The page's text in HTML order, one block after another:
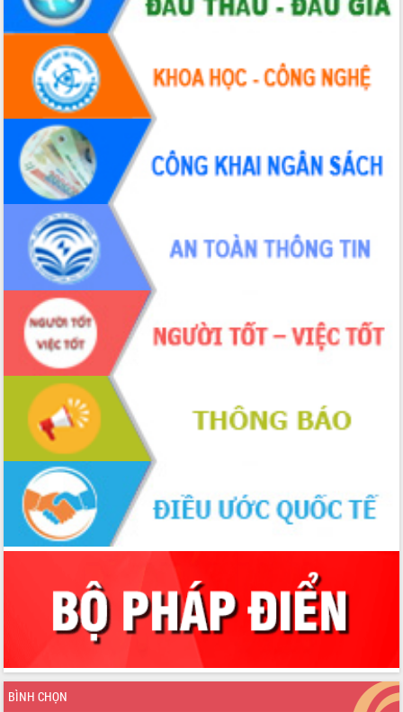
liệu và Bản đồ số
Tập huấn ứng dụng trí tuệ nhân tạo (AI)
trong thương mại điện tử năm 2026
Đoàn đại biểu Quốc hội tỉnh Đắk Lắk
trao đổi thông tin trước Kỳ họp thứ
nhất, Quốc hội khóa XVI
Quyết liệt cải cách hành chính, khơi
thông nguồn lực phát triển
Nâng cao hiệu lực, hiệu quả HĐND
tỉnh thông qua hiện đại hóa hành chính
Xã Ea Phê gắn cải cách hành chính với
chuyển đổi số
Phó Chủ tịch Thường trực UBND tỉnh
Hồ Thị Nguyên Thảo làm việc tại Trung
tâm Phục vụ hành chính công xã Ea
Phê
Xây dựng nền hành chính số đồng
hành cùng nông dân dân, doanh nghiệp
Giai đoạn 2026-2030, Đắk Lắk phấn
đấu có 77% xã đạt chuẩn nông thôn
mới
Chuyển đổi số 'mở đường' cho nông
nghiệp Đắk Lắk tăng trưởng bứt phá
Triển khai đồng bộ đo đạc, lập hồ sơ
địa chính, hoàn thiện cơ sở dữ liệu đất
đai
Ứng dụng sinh trắc học - Bước tiến
trong hành trình chuyển đổi số tại Đắk
Đắk Lắk nâng cao hiệu quả công tác
Đảng từ Sổ tay đảng viên điện tử
Đắk Lắk đẩy mạnh nuôi biển công
nghệ, hướng tới phát triển thủy sản
bền vững
Tập huấn nâng cao năng lực triển khai
chuyển đổi số cho cán bộ, công chức
BÌNH CHỌN